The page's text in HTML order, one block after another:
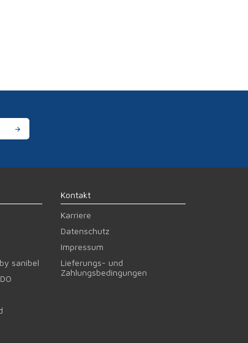
sanibel
Kontakt
Karriere
Datenschutz
Impressum
Lieferungs- und
Zahlungsbedingungen